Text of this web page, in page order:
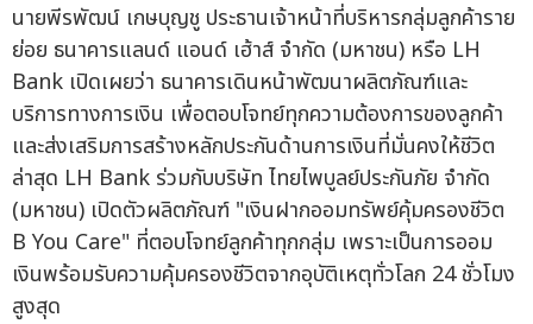
นายพีรพัฒน์ เกษบุญชู ประธานเจ้าหน้าที่บริหารกลุ่มลูกค้าราย
ย่อย ธนาคารแลนด์ แอนด์ เฮ้าส์ จำกัด (มหาชน) หรือ LH
Bank เปิดเผยว่า ธนาคารเดินหน้าพัฒนาผลิตภัณฑ์และ
บริการทางการเงิน เพื่อตอบโจทย์ทุกความต้องการของลูกค้า
และส่งเสริมการสร้างหลักประกันด้านการเงินที่มั่นคงให้ชีวิต
ล่าสุด LH Bank ร่วมกับบริษัท ไทยไพบูลย์ประกันภัย จำกัด
(มหาชน) เปิดตัวผลิตภัณฑ์ "เงินฝากออมทรัพย์คุ้มครองชีวิต
B You Care" ที่ตอบโจทย์ลูกค้าทุกกลุ่ม เพราะเป็นการออม
เงินพร้อมรับความคุ้มครองชีวิตจากอุบัติเหตุทั่วโลก 24 ชั่วโมง
สูงสุด